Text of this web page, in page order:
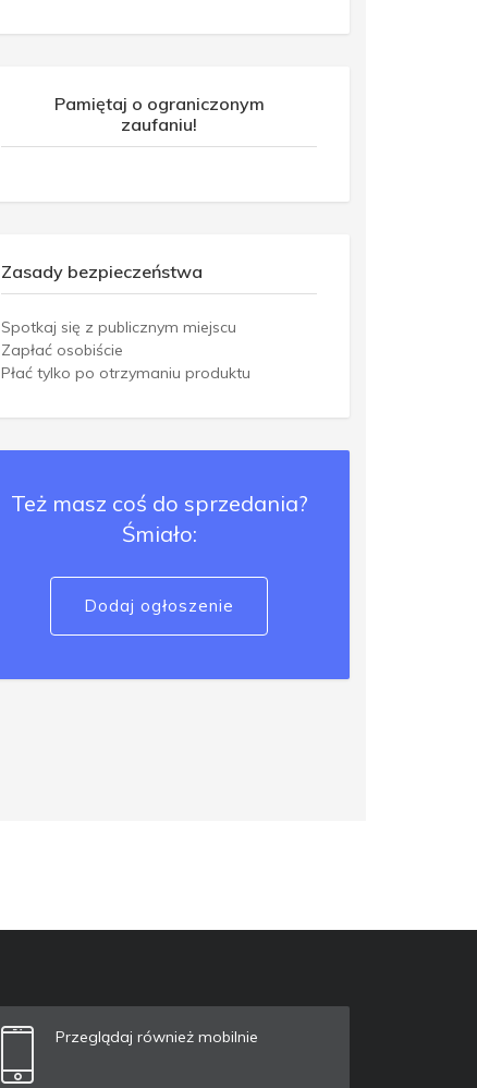
Pamiętaj o ograniczonym
zaufaniu!
Zasady bezpieczeństwa
Spotkaj się z publicznym miejscu
Zapłać osobiście
Płać tylko po otrzymaniu produktu
Też masz coś do sprzedania?
Śmiało:
Dodaj ogłoszenie
Przeglądaj również mobilnie